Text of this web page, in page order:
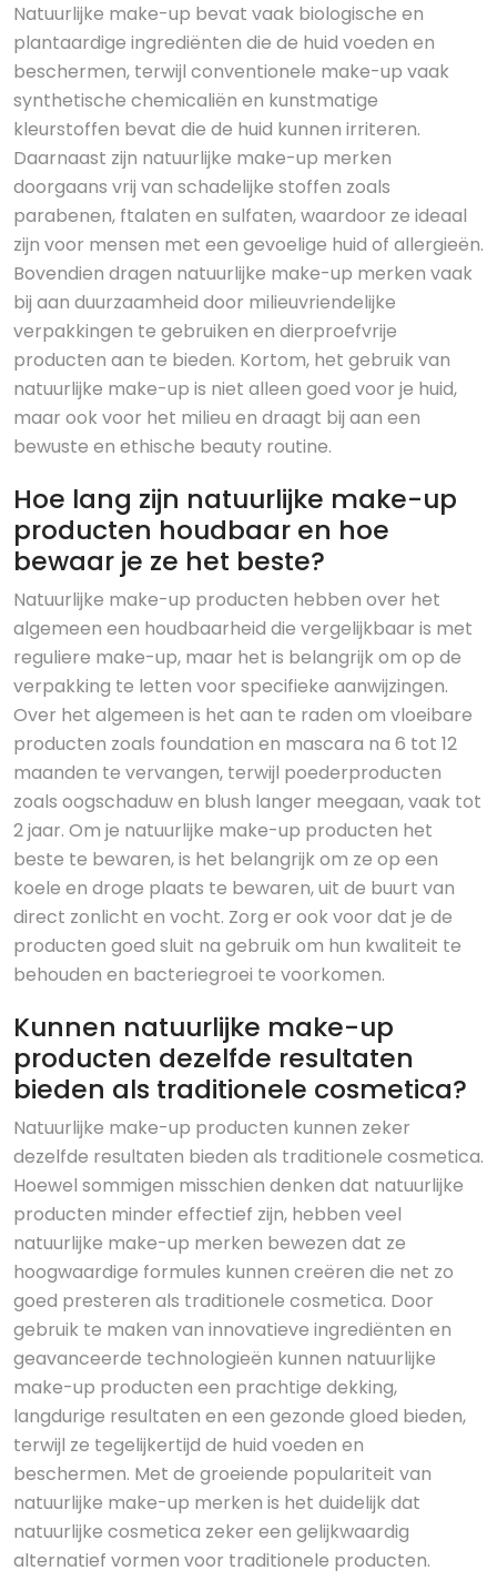
Natuurlijke make-up bevat vaak biologische en
plantaardige ingrediënten die de huid voeden en
beschermen, terwijl conventionele make-up vaak
synthetische chemicaliën en kunstmatige
kleurstoffen bevat die de huid kunnen irriteren.
Daarnaast zijn natuurlijke make-up merken
doorgaans vrij van schadelijke stoffen zoals
parabenen, ftalaten en sulfaten, waardoor ze ideaal
zijn voor mensen met een gevoelige huid of allergieën.
Bovendien dragen natuurlijke make-up merken vaak
bij aan duurzaamheid door milieuvriendelijke
verpakkingen te gebruiken en dierproefvrije
producten aan te bieden. Kortom, het gebruik van
natuurlijke make-up is niet alleen goed voor je huid,
maar ook voor het milieu en draagt bij aan een
bewuste en ethische beauty routine.
Hoe lang zijn natuurlijke make-up
producten houdbaar en hoe
bewaar je ze het beste?
Natuurlijke make-up producten hebben over het
algemeen een houdbaarheid die vergelijkbaar is met
reguliere make-up, maar het is belangrijk om op de
verpakking te letten voor specifieke aanwijzingen.
Over het algemeen is het aan te raden om vloeibare
producten zoals foundation en mascara na 6 tot 12
maanden te vervangen, terwijl poederproducten
zoals oogschaduw en blush langer meegaan, vaak tot
2 jaar. Om je natuurlijke make-up producten het
beste te bewaren, is het belangrijk om ze op een
koele en droge plaats te bewaren, uit de buurt van
direct zonlicht en vocht. Zorg er ook voor dat je de
producten goed sluit na gebruik om hun kwaliteit te
behouden en bacteriegroei te voorkomen.
Kunnen natuurlijke make-up
producten dezelfde resultaten
bieden als traditionele cosmetica?
Natuurlijke make-up producten kunnen zeker
dezelfde resultaten bieden als traditionele cosmetica.
Hoewel sommigen misschien denken dat natuurlijke
producten minder effectief zijn, hebben veel
natuurlijke make-up merken bewezen dat ze
hoogwaardige formules kunnen creëren die net zo
goed presteren als traditionele cosmetica. Door
gebruik te maken van innovatieve ingrediënten en
geavanceerde technologieën kunnen natuurlijke
make-up producten een prachtige dekking,
langdurige resultaten en een gezonde gloed bieden,
terwijl ze tegelijkertijd de huid voeden en
beschermen. Met de groeiende populariteit van
natuurlijke make-up merken is het duidelijk dat
natuurlijke cosmetica zeker een gelijkwaardig
alternatief vormen voor traditionele producten.